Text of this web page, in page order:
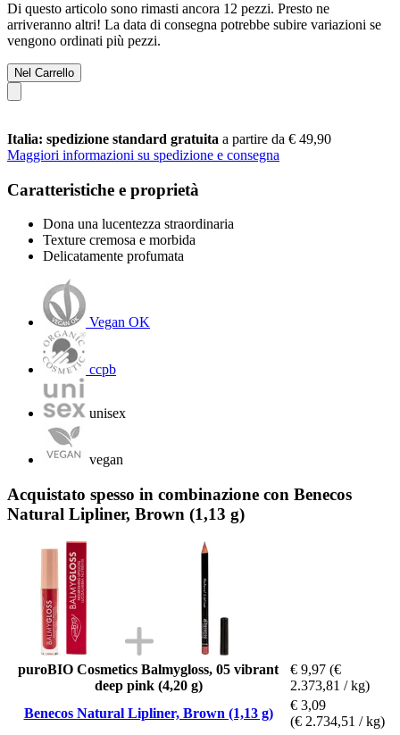
Di questo articolo sono rimasti ancora 12 pezzi. Presto ne
arriveranno altri! La data di consegna potrebbe subire variazioni se
vengono ordinati più pezzi.
Nel Carrello
Italia: spedizione standard gratuita a partire da € 49,90
Maggiori informazioni su spedizione e consegna
Caratteristiche e proprietà
Dona una lucentezza straordinaria
Texture cremosa e morbida
Delicatamente profumata
Vegan OK
ccpb
unisex
vegan
Acquistato spesso in combinazione con Benecos
Natural Lipliner, Brown (1,13 g)
puroBIO Cosmetics Balmygloss, 05 vibrant
deep pink (4,20 g)
€ 9,97 (€
2.373,81 / kg)
Benecos Natural Lipliner, Brown (1,13 g)
€ 3,09
(€ 2.734,51 / kg)